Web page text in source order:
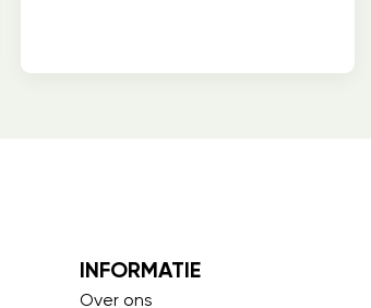
INFORMATIE
Over ons